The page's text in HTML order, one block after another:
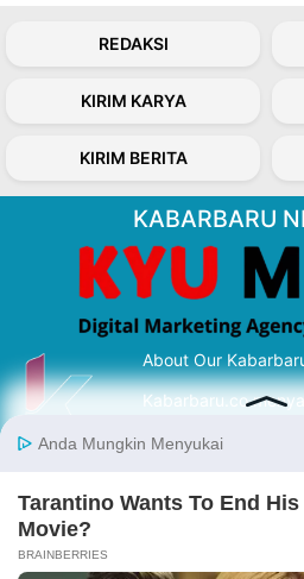
REDAKSI
KIRIM KARYA
KIRIM BERITA
KABARBARU
About Our
Kabarbaru.co
serta terverifikasi
Follow